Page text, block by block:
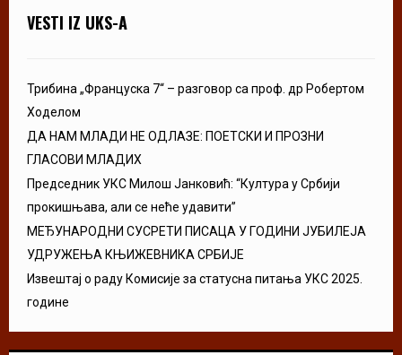
VESTI IZ UKS-A
Трибина „Француска 7“ – разговор са проф. др Робертом
Ходелом
ДА НАМ МЛАДИ НЕ ОДЛАЗЕ: ПОЕТСКИ И ПРОЗНИ
ГЛАСОВИ МЛАДИХ
Председник УКС Милош Јанковић: “Култура у Србији
прокишњава, али се неће удавити”
МЕЂУНАРОДНИ СУСРЕТИ ПИСАЦА У ГОДИНИ ЈУБИЛЕЈА
УДРУЖЕЊА КЊИЖЕВНИКА СРБИЈЕ
Извештај о раду Комисије за статусна питања УКС 2025.
године